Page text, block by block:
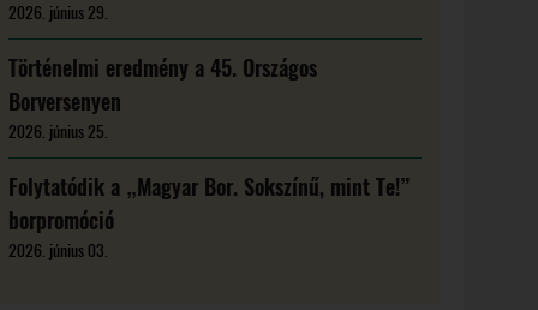
2026. június 29.
Történelmi eredmény a 45. Országos
Borversenyen
2026. június 25.
Folytatódik a „Magyar Bor. Sokszínű, mint Te!”
borpromóció
2026. június 03.